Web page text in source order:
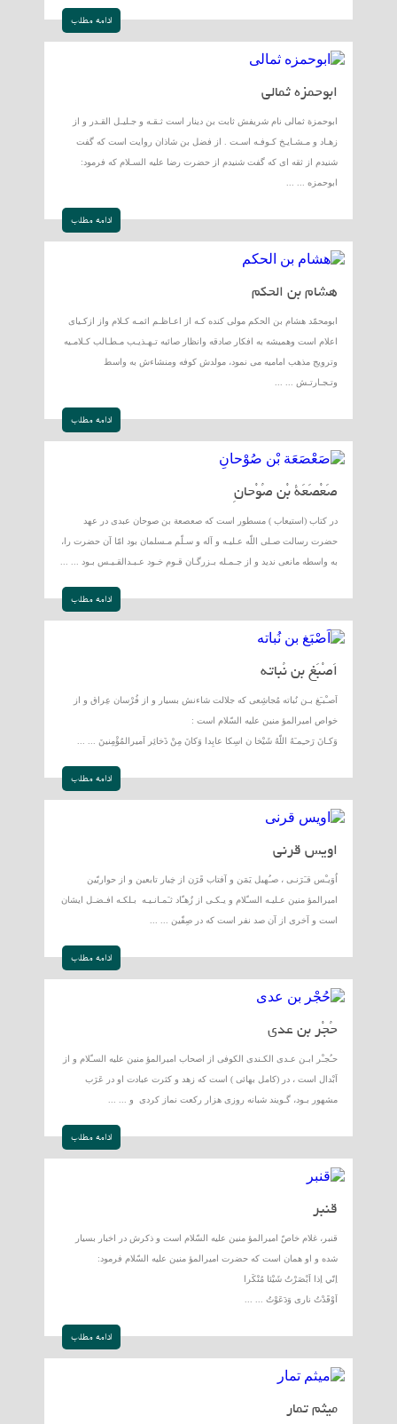
ادامه مطلب
ابوحمزه ثمالى
ابوحمزة ثمالى نام شريفش ثابت بن دينار است ثـقـه و جـليـل القـدر و از
زهـاد و مـشـايـخ كـوفـه اسـت . از فضل بن شاذان روايت است كه گفت
شنيدم از ثقه اى كه گفت شنيدم از حضرت رضا عليه السـلام كه فرمود:
ابوحمزه ... ...
ادامه مطلب
هشام بن الحكم
ابومحمّد هشام بن الحكم مولى كنده كـه از اعـاظـم ائمـه كـلام واز ازكـياى
اعلام است وهميشه به افكار صادقه وانظار صائبه تـهـذيـب مـطـالب كـلامـيه
وترويج مذهب اماميه مى نمود، مولدش كوفه ومنشاءش به واسط
وتـجـارتـش ... ...
ادامه مطلب
صَعْصَعَة بْن صُوْحانِ
در كتاب (استيعاب ) مسطور است كه صعصعة بن صوحان عبدى در عهد
حضرت رسالت صـلى اللّه عـليـه و آله و سـلّم مـسلمان بود امّا آن حضرت را،
به واسطه مانعى نديد و از جـمـله بـزرگـان قـوم خـود عـبـدالقـيـس بـود ... ...
ادامه مطلب
اَصْبَغ بن نُباته
اَصـْبـَغ بـن نُباته مُجاشِعى كه جلالت شاءنش بسيار و از فُرْسان عِراق و از
خواص اميرالمؤ منين عليه السّلام است :
وَكـانَ رَحـِمـَهُ اللّهُ شَيْخا ن اسِكا عابِدا وَكانَ مِنْ ذَخائِر اَميرالمُؤْمِنينَ ... ...
ادامه مطلب
اويس قرنى
اُوَيـْس قـَرَنـى ، صـُهيل يَمَن و آفتاب قَرَن از خِيار تابعين و از حواريّين
اميرالمؤ منين عـليـه السـّلام و يـكـى از زُهـّاد ثـَمـانـيـه بـلكـه افـضـل ايشان
است و آخرى از آن صد نفر است كه در صِفّين ... ...
ادامه مطلب
حُجْر بن عدى
حـُجـْر ابـن عـدى الكـندى الكوفى از اصحاب اميرالمؤ منين عليه السـّلام و از
اَبْدال است ، در (كامل بهائى ) است كه زهد و كثرت عبادت او در عَرَب
مشهور بـود، گـويند شبانه روزى هزار ركعت نماز كردى و ... ...
ادامه مطلب
قنبر
قنبر، غلام خاصّ اميرالمؤ منين عليه السّلام است و ذكرش در اخبار بسيار
شده و او همان است كه حضرت اميرالمؤ منين عليه السّلام فرمود:
اِنّي اِذا اَبْصَرْتُ شَيْئا مُنْكَرا
اَوْقَدْتُ نارى وَدَعَوْتُ ... ...
ادامه مطلب
ميثم تمار